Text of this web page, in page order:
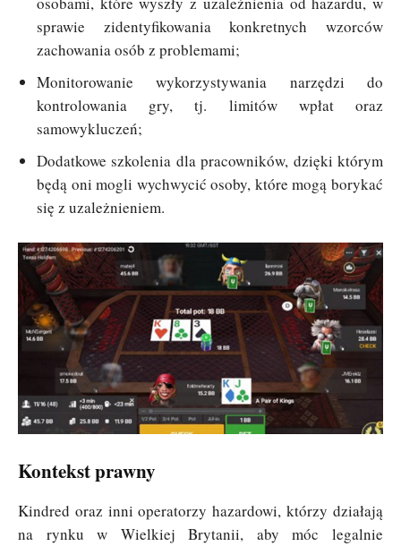
sprawie zidentyfikowania konkretnych wzorców
zachowania osób z problemami;
Monitorowanie wykorzystywania narzędzi do
kontrolowania gry, tj. limitów wpłat oraz
samowykluczeń;
Dodatkowe szkolenia dla pracowników, dzięki którym
będą oni mogli wychwycić osoby, które mogą borykać
się z uzależnieniem.
Kontekst prawny
Kindred oraz inni operatorzy hazardowi, którzy działają
na rynku w Wielkiej Brytanii, aby móc legalnie